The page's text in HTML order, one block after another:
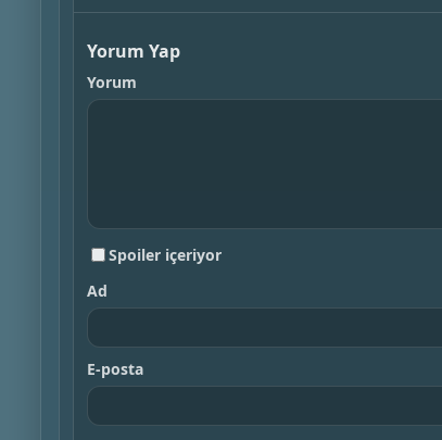
Yorum Yap
Yorum
Spoiler içeriyor
Ad
E-posta